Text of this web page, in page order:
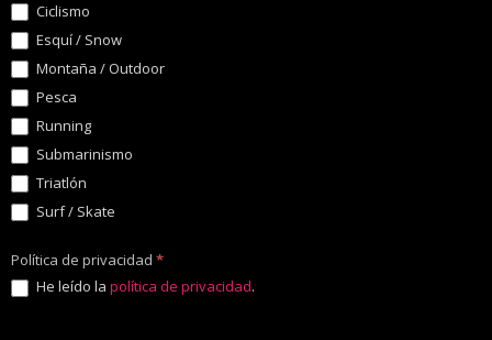
Ciclismo
Esquí / Snow
Montaña / Outdoor
Pesca
Running
Submarinismo
Triatlón
Surf / Skate
Política de privacidad *
He leído la política de privacidad.